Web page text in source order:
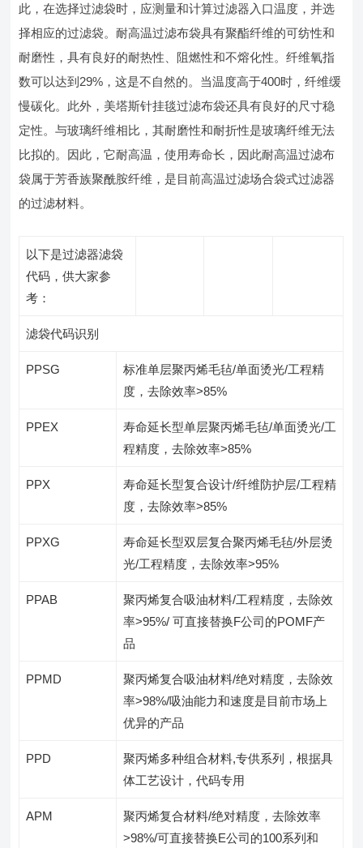
此，在选择过滤袋时，应测量和计算过滤器入口温度，并选
择相应的过滤袋。耐高温过滤布袋具有聚酯纤维的可纺性和
耐磨性，具有良好的耐热性、阻燃性和不熔化性。纤维氧指
数可以达到29%，这是不自然的。当温度高于400时，纤维缓
慢碳化。此外，美塔斯针挂毯过滤布袋还具有良好的尺寸稳
定性。与玻璃纤维相比，其耐磨性和耐折性是玻璃纤维无法
比拟的。因此，它耐高温，使用寿命长，因此耐高温过滤布
袋属于芳香族聚酰胺纤维，是目前高温过滤场合袋式过滤器
的过滤材料。
以下是过滤器滤袋
代码，供大家参
考：
滤袋代码识别
PPSG
标准单层聚丙烯毛毡/单面烫光/工程精
度，去除效率>85%
PPEX
寿命延长型单层聚丙烯毛毡/单面烫光/工
程精度，去除效率>85%
PPX
寿命延长型复合设计/纤维防护层/工程精
度，去除效率>85%
PPXG
寿命延长型双层复合聚丙烯毛毡/外层烫
光/工程精度，去除效率>95%
PPAB
聚丙烯复合吸油材料/工程精度，去除效
率>95%/ 可直接替换F公司的POMF产
品
PPMD
聚丙烯复合吸油材料/绝对精度，去除效
率>98%/吸油能力和速度是目前市场上
优异的产品
PPD
聚丙烯多种组合材料,专供系列，根据具
体工艺设计，代码专用
APM
聚丙烯复合材料/绝对精度，去除效率
>98%/可直接替换E公司的100系列和